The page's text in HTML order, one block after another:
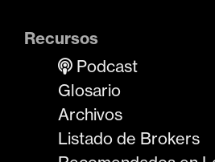
Recursos
Podcast
Glosario
Archivos
Listado de Brokers